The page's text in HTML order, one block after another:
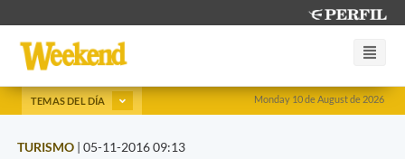
Monday 10 de August de 2026
TEMAS DEL DÍA
TURISMO | 05-11-2016 09:13